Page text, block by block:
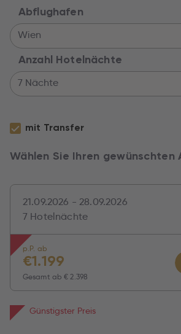
Abflughafen
Wien
Anzahl Hotelnächte
7 Nächte
mit Transfer
Wählen Sie Ihren gewünschten
21.09.2026 - 28.09.2026
7 Hotelnächte
p.P. ab
€1.199
Gesamt ab€ 2.398
Günstigster Preis